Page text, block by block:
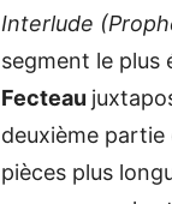
Interlude
segment le plus
Fecteau
deuxième partie
pièces plus